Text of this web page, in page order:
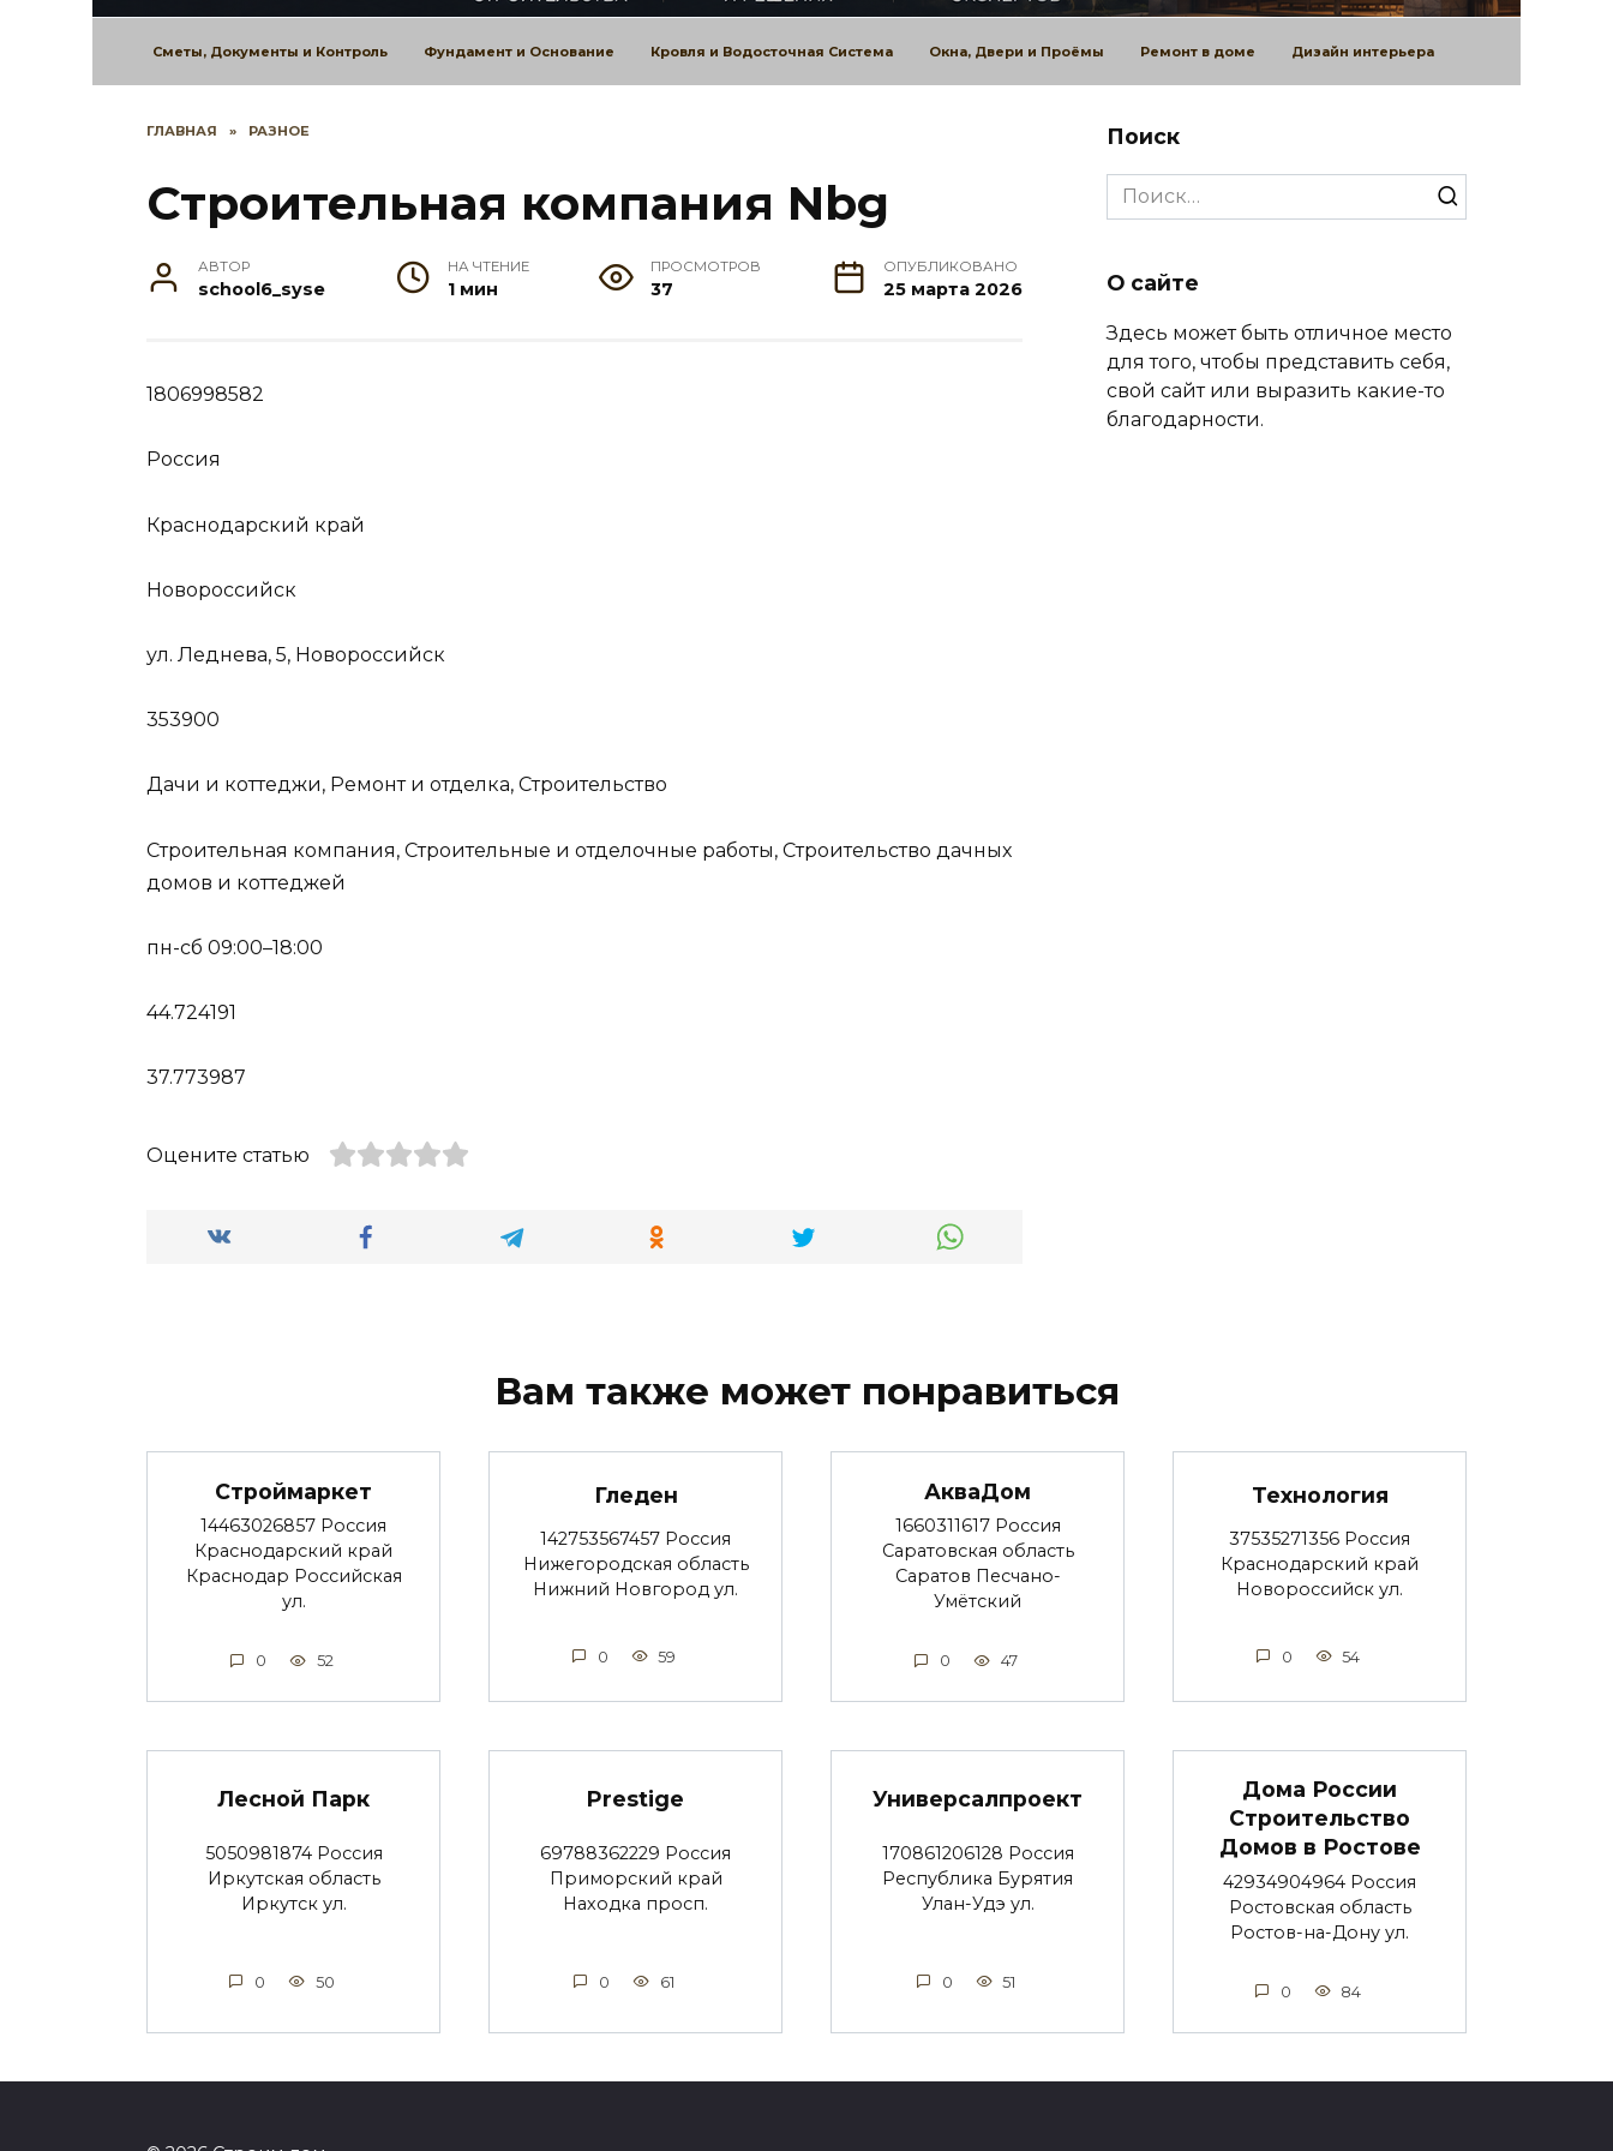
Сметы, Документы и Контроль Фундамент и Основание Кровля и Водосточная Система Окна, Двери и Проёмы Ремонт в доме Дизайн интерьера
ГЛАВНАЯ » РАЗНОЕ
Строительная компания Nbg
АВТОР
school6_syse
НА ЧТЕНИЕ
1 мин
ПРОСМОТРОВ
37
ОПУБЛИКОВАНО
25 марта 2026
1806998582
Россия
Краснодарский край
Новороссийск
ул. Леднева, 5, Новороссийск
353900
Дачи и коттеджи, Ремонт и отделка, Строительство
Строительная компания, Строительные и отделочные работы, Строительство дачных
домов и коттеджей
пн-сб 09:00–18:00
44.724191
37.773987
Оцените статью
Поиск
Search
for:
О сайте
Здесь может быть отличное место
для того, чтобы представить себя,
свой сайт или выразить какие-то
благодарности.
Вам также может понравиться
Строймаркет
14463026857 Россия
Краснодарский край
Краснодар Российская
ул.
0 52
Гледен
142753567457 Россия
Нижегородская область
Нижний Новгород ул.
0 59
АкваДом
1660311617 Россия
Саратовская область
Саратов Песчано-
Умётский
0 47
Технология
37535271356 Россия
Краснодарский край
Новороссийск ул.
0 54
Лесной Парк
5050981874 Россия
Иркутская область
Иркутск ул.
0 50
Prestige
69788362229 Россия
Приморский край
Находка просп.
0 61
Универсалпроект
170861206128 Россия
Республика Бурятия
Улан-Удэ ул.
0 51
Дома России
Строительство
Домов в Ростове
42934904964 Россия
Ростовская область
Ростов-на-Дону ул.
0 84